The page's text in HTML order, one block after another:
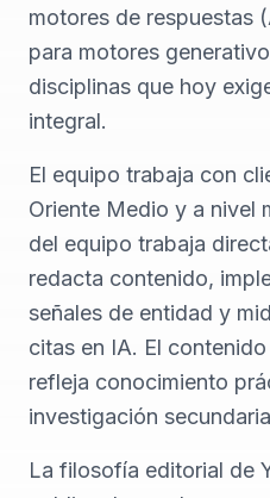
motores de respuestas
para motores
disciplinas que hoy
integral.
El equipo trabaja con
Oriente Medio y a nivel
del equipo trabaja
redacta contenido,
señales de entidad y
citas en IA. El
refleja conocimiento
investigación
La filosofía editorial de